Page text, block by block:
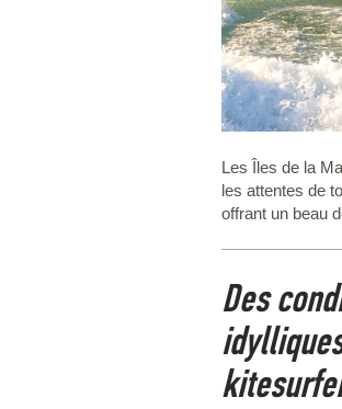
Les Îles de la
les attentes de
offrant un beau
Des